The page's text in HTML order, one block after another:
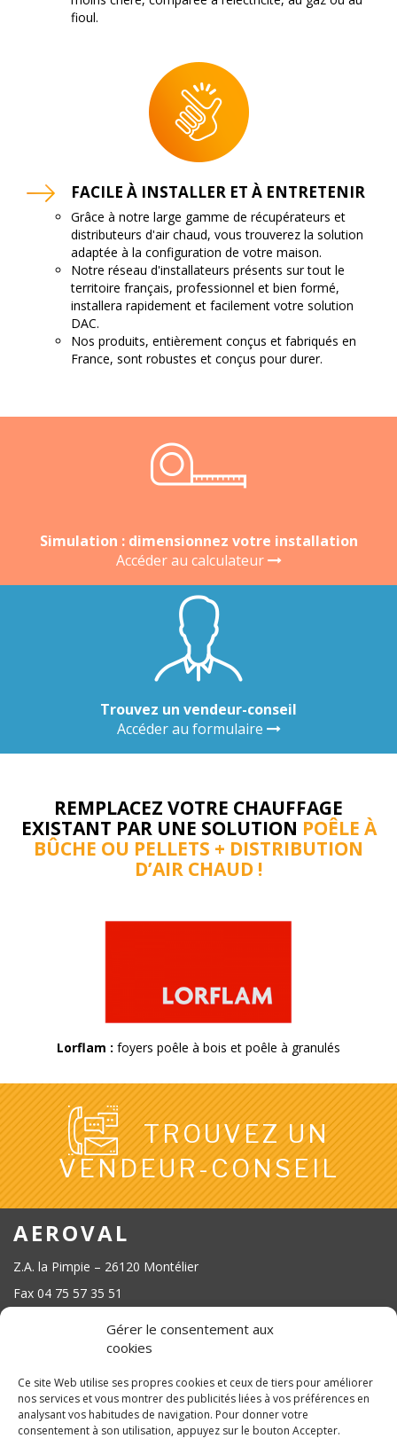
Gérer le consentement aux
cookies
Ce site Web utilise ses propres cookies et ceux de tiers pour améliorer
nos services et vous montrer des publicités liées à vos préférences en
analysant vos habitudes de navigation. Pour donner votre
consentement à son utilisation, appuyez sur le bouton Accepter.
fioul.
FACILE À INSTALLER ET À ENTRETENIR
Grâce à notre large gamme de récupérateurs et
distributeurs d'air chaud, vous trouverez la solution
adaptée à la configuration de votre maison.
Notre réseau d'installateurs présents sur tout le
territoire français, professionnel et bien formé,
installera rapidement et facilement votre solution
DAC.
Nos produits, entièrement conçus et fabriqués en
France, sont robustes et conçus pour durer.
Simulation : dimensionnez votre installation
Accéder au calculateur
Trouvez un vendeur-conseil
Accéder au formulaire
REMPLACEZ VOTRE CHAUFFAGE
EXISTANT PAR UNE SOLUTION POÊLE À
BÛCHE OU PELLETS + DISTRIBUTION
D’AIR CHAUD !
Lorflam : foyers poêle à bois et poêle à granulés
TROUVEZ UN
VENDEUR-CONSEIL
AEROVAL
Z.A. la Pimpie – 26120 Montélier
Fax 04 75 57 35 51
SUIVEZ NOUS SUR LES RÉSEAUX SOCIAUX